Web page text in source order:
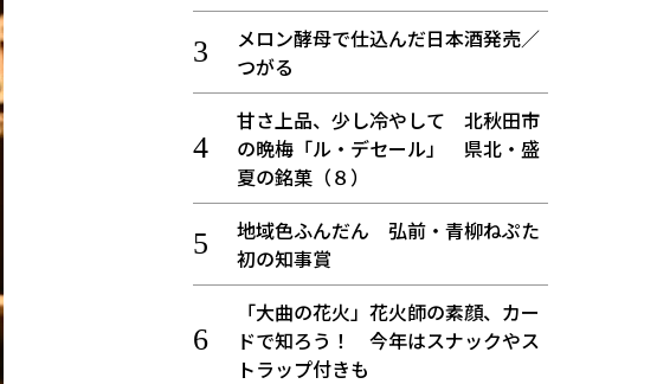
メロン酵母で仕込んだ日本酒発売／
つがる
甘さ上品、少し冷やして 北秋田市
の晩梅「ル・デセール」 県北・盛
夏の銘菓（８）
地域色ふんだん 弘前・青柳ねぷた
初の知事賞
「大曲の花火」花火師の素顔、カー
ドで知ろう！ 今年はスナックやス
トラップ付きも